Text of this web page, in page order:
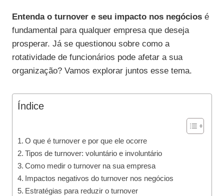
Entenda o turnover e seu impacto nos negócios é
fundamental para qualquer empresa que deseja
prosperar. Já se questionou sobre como a
rotatividade de funcionários pode afetar a sua
organização? Vamos explorar juntos esse tema.
Índice
O que é turnover e por que ele ocorre
Tipos de turnover: voluntário e involuntário
Como medir o turnover na sua empresa
Impactos negativos do turnover nos negócios
Estratégias para reduzir o turnover